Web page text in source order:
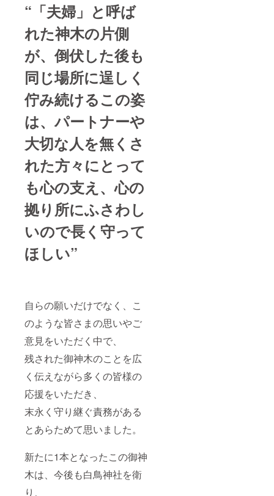
“「夫婦」と呼ば
れた神木の片側
が、倒伏した後も
同じ場所に逞しく
佇み続けるこの姿
は、パートナーや
大切な人を無くさ
れた方々にとって
も心の支え、心の
拠り所にふさわし
いので長く守って
ほしい”
自らの願いだけでなく、こ
のような皆さまの思いやご
意見をいただく中で、
残された御神木のことを広
く伝えながら多くの皆様の
応援をいただき、
末永く守り継ぐ責務がある
とあらためて思いました。
新たに1本となったこの御神
木は、今後も白鳥神社を衛
り、